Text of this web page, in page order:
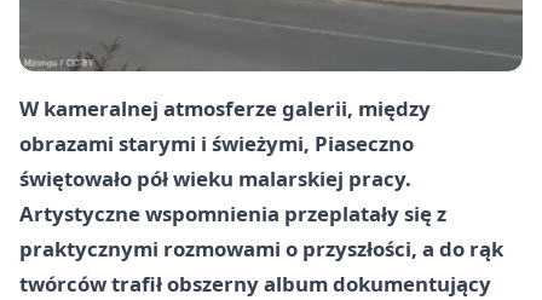
W kameralnej atmosferze galerii, między
obrazami starymi i świeżymi, Piaseczno
świętowało pół wieku malarskiej pracy.
Artystyczne wspomnienia przeplatały się z
praktycznymi rozmowami o przyszłości, a do rąk
twórców trafił obszerny album dokumentujący